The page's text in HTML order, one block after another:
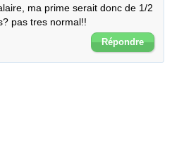
ma prime serait donc de 1/2
pas tres normal!!
Répondre